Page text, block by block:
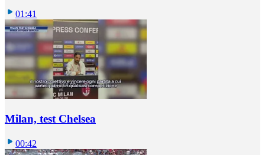
01:41
Milan, test Chelsea
00:42